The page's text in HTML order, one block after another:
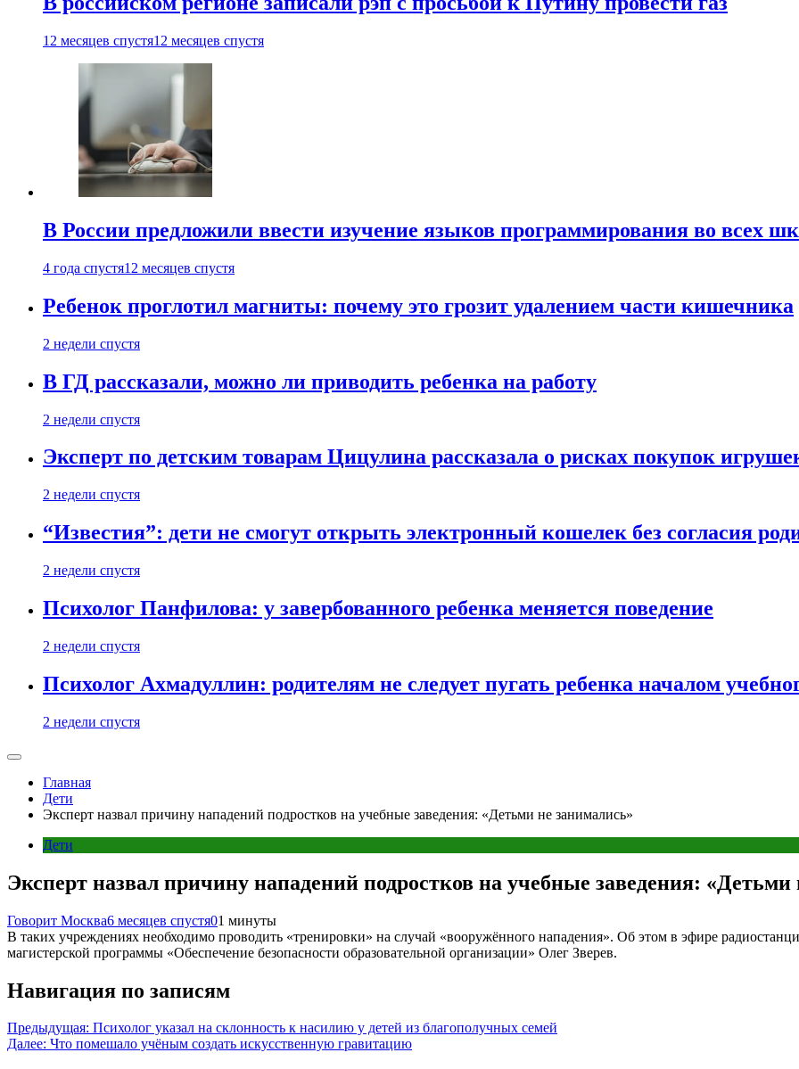
12 месяцев спустя12 месяцев спустя
В России предложили ввести изучение языков программирования во всех
4 года спустя12 месяцев спустя
Ребенок проглотил магниты: почему это грозит удалением части кишечника
2 недели спустя
В ГД рассказали, можно ли приводить ребенка на работу
2 недели спустя
Эксперт по детским товарам Цицулина рассказала о рисках покупок
2 недели спустя
“Известия”: дети не смогут открыть электронный кошелек без согласия
2 недели спустя
Психолог Панфилова: у завербованного ребенка меняется поведение
2 недели спустя
Психолог Ахмадуллин: родителям не следует пугать ребенка началом
2 недели спустя
Главная
Дети
Эксперт назвал причину нападений подростков на учебные заведения: «Детьми не занимались»
Дети
Эксперт назвал причину нападений подростков на учебные заведения: «Детьми
Говорит Москва6 месяцев спустя01 минуты
В таких учреждениях необходимо проводить «тренировки» на случай «вооружённого нападения». Об этом в эфире
магистерской программы «Обеспечение безопасности образовательной организации» Олег Зверев.
Навигация по записям
Предыдущая: Психолог указал на склонность к насилию у детей из благополучных семей
Далее: Что помешало учёным создать искусственную гравитацию